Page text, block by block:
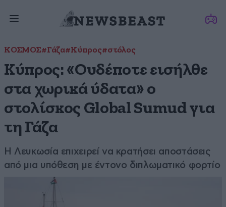
ΚΟΣΜΟΣ#Γάζα#Κύπρος#στόλος
Κύπρος: «Ουδέποτε εισήλθε
στα χωρικά ύδατα» ο
στολίσκος Global Sumud για
τη Γάζα
Η Λευκωσία επιχειρεί να κρατήσει αποστάσεις
από μια υπόθεση με έντονο διπλωματικό φορτίο